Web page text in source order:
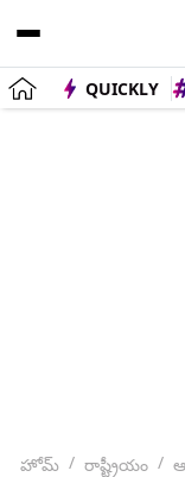
QUICKLY
హోమ్ రాష్ట్రీయం